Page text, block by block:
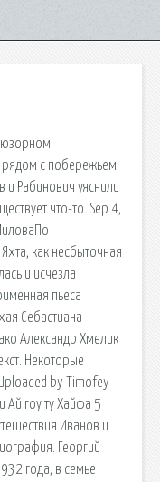
рядом с побережьем
и Рабинович уяснили
что-то. Sep 4,
как несбыточная
и исчезла
пьеса
Себастиана
Александр Хмелик
Некоторые
by Timofey
Ай гоу ту Хайфа 5
Иванов и
Георгий
года, в семье